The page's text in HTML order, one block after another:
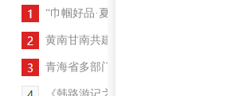
“巾帼好品·夏都市集” 端午非遗集活动举办
黄南甘南共建跨域文旅发展新格局
青海省多部门联动护航旅游旺季